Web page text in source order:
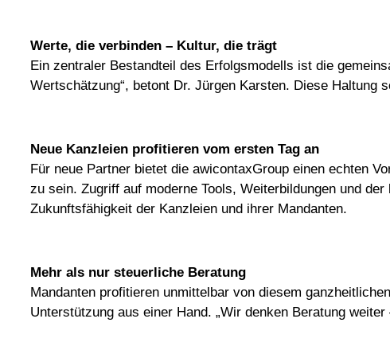
Werte, die verbinden – Kultur, die trägt
Ein zentraler Bestandteil des Erfolgsmodells ist die
Wertschätzung“, betont Dr. Jürgen Karsten. Diese Haltung
Neue Kanzleien profitieren vom ersten Tag an
Für neue Partner bietet die awicontaxGroup einen echten
zu sein. Zugriff auf moderne Tools, Weiterbildungen und
Zukunftsfähigkeit der Kanzleien und ihrer Mandanten.
Mehr als nur steuerliche Beratung
Mandanten profitieren unmittelbar von diesem
Unterstützung aus einer Hand. „Wir denken Beratung